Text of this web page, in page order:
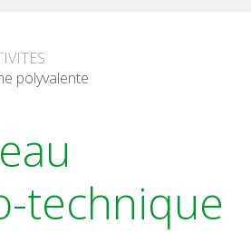
polyvalente
technique